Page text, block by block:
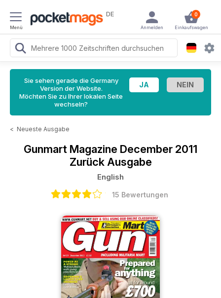
Menü
DE 0
Einkaufswagen
Anmelden
Sie sehen gerade die Germany
Version der Website.
Möchten Sie zu Ihrer lokalen Seite
wechseln?
< Neueste Ausgabe
Gunmart Magazine December 2011
Zurück Ausgabe
English
15 Bewertungen